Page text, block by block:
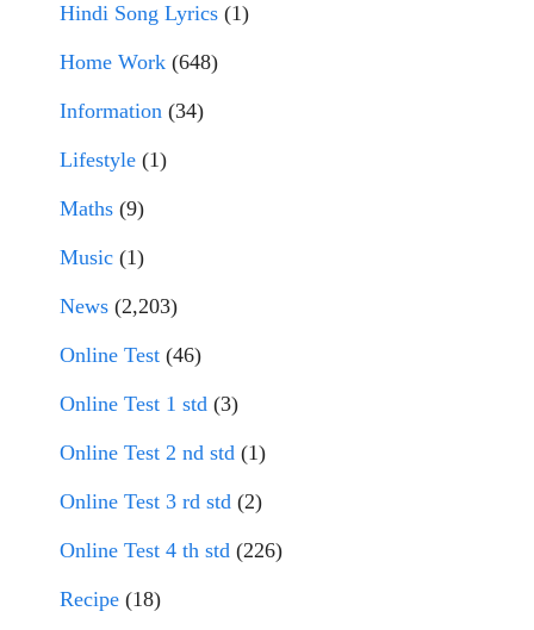
Hindi Song Lyrics (1)
Home Work (648)
Information (34)
Lifestyle (1)
Maths (9)
Music (1)
News (2,203)
Online Test (46)
Online Test 1 std (3)
Online Test 2 nd std (1)
Online Test 3 rd std (2)
Online Test 4 th std (226)
Recipe (18)